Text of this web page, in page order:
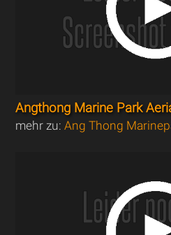
Angthong Marine Park
mehr zu:Ang Thong